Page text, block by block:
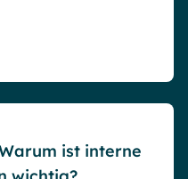
ist interne